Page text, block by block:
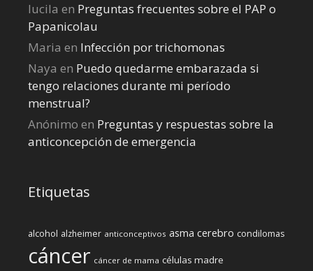
lucila en Preguntas frecuentes sobre el PAP o
Papanicolau
Maria en Infección por trichomonas
Naya en Puedo quedarme embarazada si
tengo relaciones durante mi perí­odo
menstrual?
Anónimo en Preguntas y respuestas sobre la
anticoncepción de emergencia
Etiquetas
alcohol alzheimer anticonceptivos asma cerebro condilomas
cáncer cáncer de mama células madre